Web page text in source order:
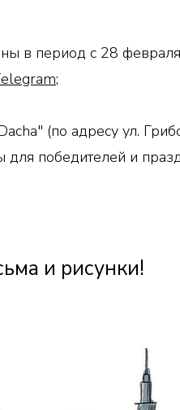
в период с 28
;
(по адресу ул.
победителей и
и рисунки!